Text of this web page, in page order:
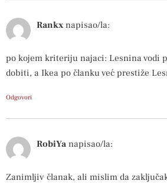
Rankx napisao/la:
po kojem kriteriju najaci: Lesnina vodi
dobiti, a Ikea po članku već prestiže
Odgovori
RobiYa napisao/la:
Zanimljiv članak, ali mislim da